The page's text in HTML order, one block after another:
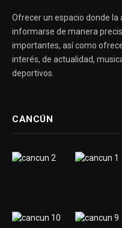
Ofrecer un espacio donde
informarse de manera
importantes, así como
interés, de actualidad,
deportivos.
CANCÚN